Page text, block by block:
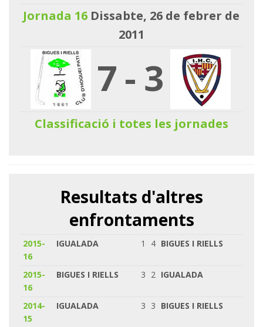
Jornada 16 Dissabte, 26 de febrer de
2011
7- 3
Classificació i totes les jornades
Resultats d'altres
enfrontaments
2015-
16
IGUALADA 1 4 BIGUES I RIELLS
2015-
16
BIGUES I RIELLS 3 2 IGUALADA
2014-
15
IGUALADA 3 3 BIGUES I RIELLS